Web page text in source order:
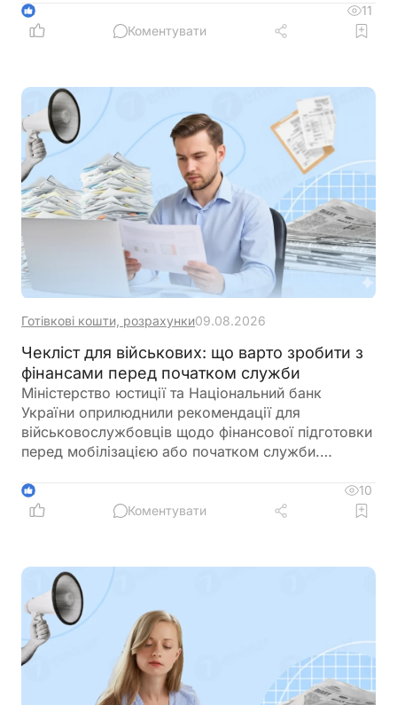
іспитів з української мови, історії України та
Конституції для цієї категорії заявників
1
11
Коментувати
Готівкові кошти, розрахунки09.08.2026
Чекліст для військових: що варто зробити з
фінансами перед початком служби
Міністерство юстиції та Національний банк
України оприлюднили рекомендації для
військовослужбовців щодо фінансової підготовки
перед мобілізацією або початком служби.
документи, перевірити банківські рахунки,
кредити, заощадження та оформити необхідні
1
10
Коментувати